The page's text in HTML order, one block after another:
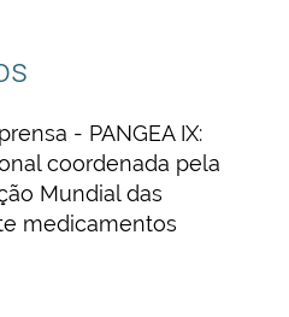
- PANGEA IX:
coordenada pela
Mundial das
medicamentos